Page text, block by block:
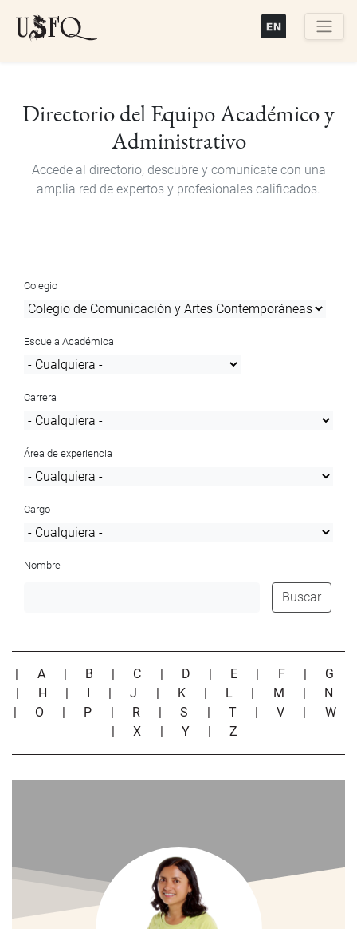
Directorio del Equipo Académico y
Administrativo
Accede al directorio, descubre y comunícate con una
amplia red de expertos y profesionales calificados.
Colegio
Escuela Académica
Carrera
Área de experiencia
Cargo
Nombre
Buscar
| A | B | C | D | E | F | G
| H | I |J | K | L | M | N
| O | P | R |S | T |V | W
|X | Y |Z